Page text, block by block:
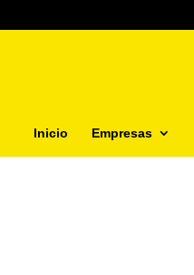
Inicio Empresas